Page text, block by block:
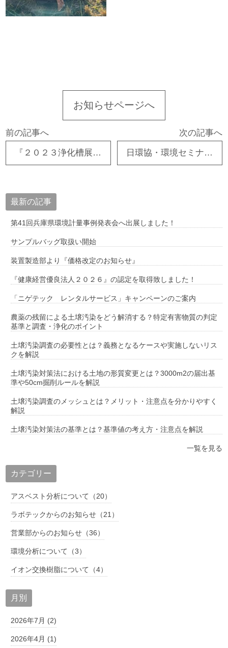
お知らせページへ
前の記事へ
『２０２３浄化槽展』 出展しております！
次の記事へ
日環協・環境セミナー全国大会へ参加しました！
最新の記事
第41回兵庫県環境計量事例発表会へ出展しました！
サンプルバッグ取扱い開始
装置製造部より『価格改定のお知らせ』
『健康経営優良法人２０２６』の認定を取得致しました！
「ニゲテック レンタルサービス」キャンペーンのご案内
農薬の残留による土壌汚染をどう解消する？特定有害物質の判定
基準と調査・浄化のポイント
土壌汚染調査の必要性とは？義務となるケースや実施しないリス
クを解説
土壌汚染対策法における土地の形質変更とは？3000m2の届出基
準や50cm掘削ルールを解説
土壌汚染調査のメッシュとは？メリット・注意点を分かりやすく
解説
土壌汚染対策法の基準とは？基準値の考え方・注意点を解説
一覧を見る
カテゴリー
アスベスト分析について（20）
ラボテックからのお知らせ（21）
営業部からのお知らせ（36）
環境分析について（3）
イオン交換樹脂について（4）
月別
2026年7月 (2)
2026年4月 (1)